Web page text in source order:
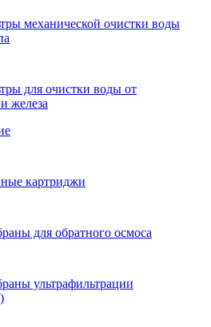
механической очистки воды
для очистки воды от
железа
картриджи
для обратного осмоса
ультрафильтрации